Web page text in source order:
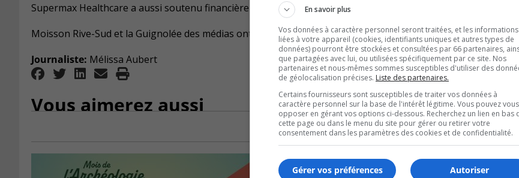
Supermax Healthcare a aussi soutenu financièrement des organismes pour un montant total de 65 000 $.
Moisson Rive-Sud et la Guignolée des médias ont pu en profiter notamment.
Journaliste: Mélissa Aubert
Vous aimerez aussi
En savoir plus
Vos données à caractère personnel seront traitées, et les informations
liées à votre appareil (cookies, identifiants uniques et autres types de
données) pourront être stockées et consultées par 66 partenaires,
que partagées avec lui, ou utilisées spécifiquement par ce site. Nos
partenaires et nous-mêmes sommes susceptibles d'utiliser des
de géolocalisation précises. Liste des partenaires.
Certains fournisseurs sont susceptibles de traiter vos données à
caractère personnel sur la base de l'intérêt légitime. Vous pouvez
opposer en gérant vos options ci-dessous. Recherchez un lien en bas
cette page ou dans le menu du site pour gérer ou retirer votre
consentement dans les paramètres des cookies et de confidentialité.
Autoriser
Gérer vos préférences